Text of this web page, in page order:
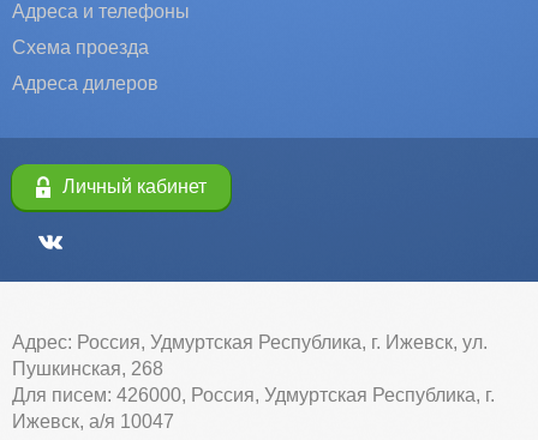
Адреса и телефоны
Схема проезда
Адреса дилеров
Личный кабинет
Адрес: Россия, Удмуртская Республика, г. Ижевск, ул.
Пушкинская, 268
Для писем: 426000, Россия, Удмуртская Республика, г.
Ижевск, а/я 10047